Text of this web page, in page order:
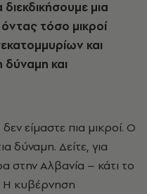
μια
τόσο μικροί
και
και
είμαστε πια μικροί. Ο
δύναμη. Δείτε, για
στην Αλβανία – κάτι το
Η κυβέρνηση